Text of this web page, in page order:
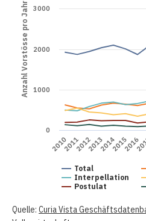
Anzahl Vorstösse pro Jahr
Total
Interpellation
Postulat
2010201120122013201420152016
0
1000
2000
3000
Quelle: Curia Vista